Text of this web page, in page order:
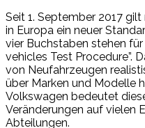
Seit 1. September 2017
in Europa ein neuer
vier Buchstaben stehen
vehicles Test Procedure”.
von Neufahrzeugen
über Marken und Modelle
Volkswagen bedeutet
Veränderungen auf vielen
Abteilungen.